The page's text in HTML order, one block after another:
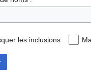
les inclusions